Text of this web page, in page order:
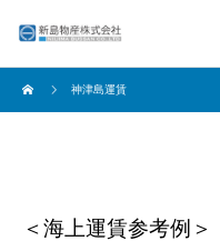
神津島運賃
＜海上運賃参考例